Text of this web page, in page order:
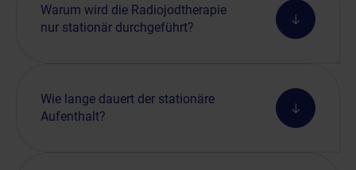
Warum wird die Radiojodtherapie
nur stationär durchgeführt?
Wie lange dauert der stationäre
Aufenthalt?